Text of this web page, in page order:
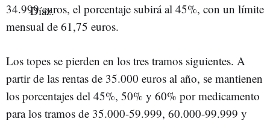
34.999 euros, el porcentaje subirá al 45%, con un límite
mensual de 61,75 euros.
Los topes se pierden en los tres tramos siguientes. A
partir de las rentas de 35.000 euros al año, se mantienen
los porcentajes del 45%, 50% y 60% por medicamento
para los tramos de 35.000-59.999, 60.000-99.999 y